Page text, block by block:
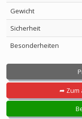
Gewicht
Sicherheit
Besonderheiten
➦ Zum